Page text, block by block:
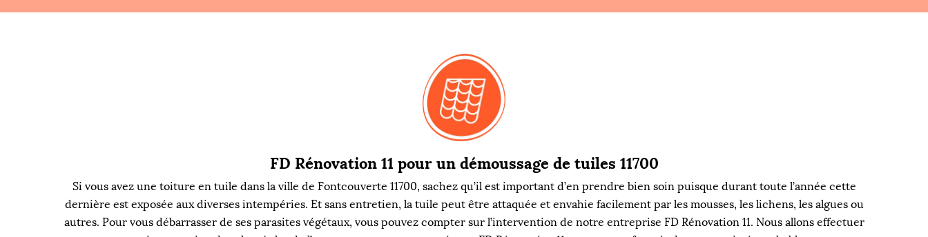
FD Rénovation 11 pour un démoussage de tuiles 11700
Si vous avez une toiture en tuile dans la ville de Fontcouverte 11700, sachez qu’il est important d’en prendre bien soin puisque durant toute l’année cette
dernière est exposée aux diverses intempéries. Et sans entretien, la tuile peut être attaquée et envahie facilement par les mousses, les lichens, les algues ou
autres. Pour vous débarrasser de ses parasites végétaux, vous pouvez compter sur l’intervention de notre entreprise FD Rénovation 11. Nous allons effectuer